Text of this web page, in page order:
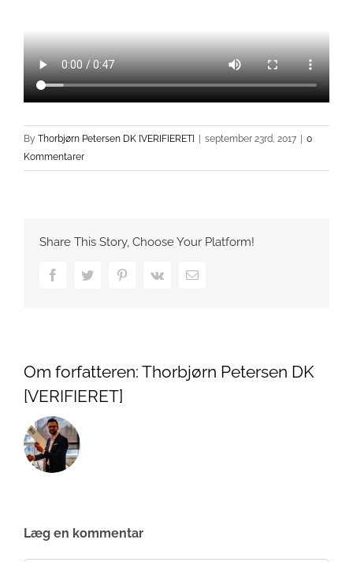
By Thorbjørn Petersen DK [VERIFIERET] september 23rd, 2017
0
Kommentarer
Share This Story, Choose Your Platform!
FacebookTwitter PinterestVk Email
Om forfatteren: Thorbjørn Petersen DK
[VERIFIERET]
Læg en kommentar